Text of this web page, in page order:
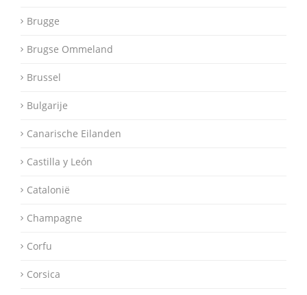
Brugge
Brugse Ommeland
Brussel
Bulgarije
Canarische Eilanden
Castilla y León
Catalonië
Champagne
Corfu
Corsica